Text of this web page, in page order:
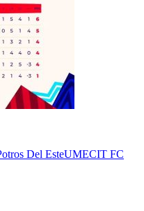
Del EsteUMECIT FC